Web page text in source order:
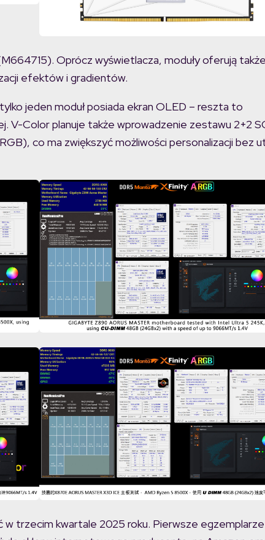
Oprócz wyświetlacza, moduły oferują także
efektów i gradientów.
jeden moduł posiada ekran OLED – reszta to
V-Color planuje także wprowadzenie zestawu 2+2
co ma zwiększyć możliwości personalizacji bez
w trzecim kwartale 2025 roku. Pierwsze